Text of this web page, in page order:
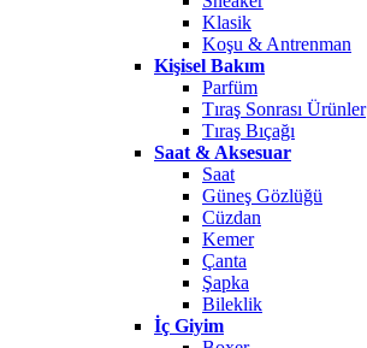
Klasik
Koşu & Antrenman
Kişisel Bakım
Parfüm
Tıraş Sonrası Ürünler
Tıraş Bıçağı
Saat & Aksesuar
Saat
Güneş Gözlüğü
Cüzdan
Kemer
Çanta
Şapka
Bileklik
İç Giyim